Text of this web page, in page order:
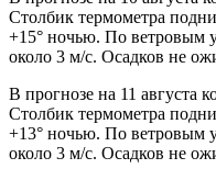
Столбик термометра
+15° ночью. По ветровым
около 3 м/с. Осадков не
В прогнозе на 11 августа
Столбик термометра
+13° ночью. По ветровым
около 3 м/с. Осадков не